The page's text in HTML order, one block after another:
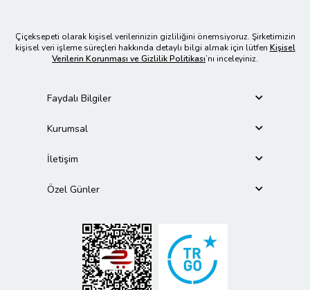
Çiçeksepeti olarak kişisel verilerinizin gizliliğini önemsiyoruz. Şirketimizin
kişisel veri işleme süreçleri hakkında detaylı bilgi almak için lütfen Kişisel
Verilerin Korunması ve Gizlilik Politikası’nı inceleyiniz.
Faydalı Bilgiler
Kurumsal
İletişim
Özel Günler